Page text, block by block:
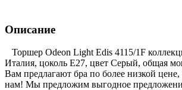
Описание
Торшер Odeon Light Edis 4115/1F
Италия, цоколь E27, цвет Серый, общая
Вам предлагают бра по более низкой
нам! Мы предложим выгодное